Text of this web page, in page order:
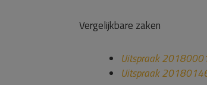
Vergelijkbare zaken
Uitspraak
Uitspraak